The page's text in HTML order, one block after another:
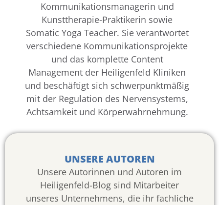
Kommunikationsmanagerin und
Kunsttherapie-Praktikerin sowie
Somatic Yoga Teacher. Sie verantwortet
verschiedene Kommunikationsprojekte
und das komplette Content
Management der Heiligenfeld Kliniken
und beschäftigt sich schwerpunktmäßig
mit der Regulation des Nervensystems,
Achtsamkeit und Körperwahrnehmung.
UNSERE AUTOREN
Unsere Autorinnen und Autoren im
Heiligenfeld-Blog sind Mitarbeiter
unseres Unternehmens, die ihr fachliche